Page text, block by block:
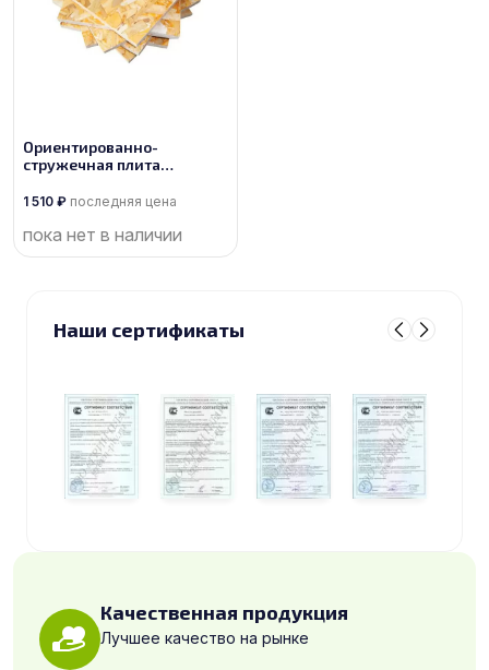
Ориентированно-
стружечная плита
1 510 ₽ последняя цена
пока нет в наличии
Наши сертификаты
Качественная продукция
Лучшее качество на рынке